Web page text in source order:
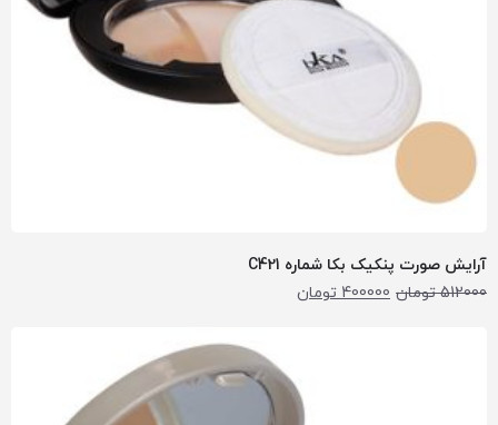
آرایش صورت پنکیک بکا شماره C421
512000 تومان 400000 تومان